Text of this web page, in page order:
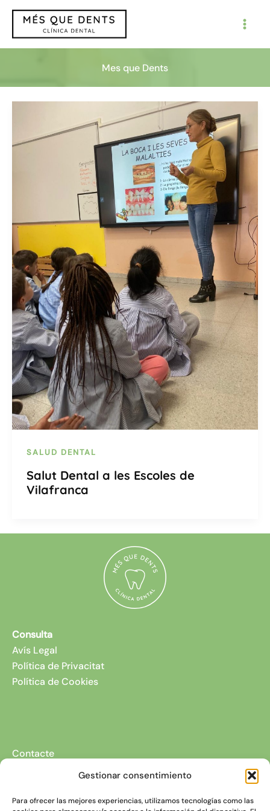
Gestionar consentimiento
Para ofrecer las mejores experiencias, utilizamos tecnologías como las
Vés
contingut
Mes que Dents
SALUD DENTAL
Salut Dental a les Escoles de
Vilafranca
Consulta
Avís Legal
Política de Privacitat
Política de Cookies
Contacte
Av. Anselm Clavé, 90.
Barcelona